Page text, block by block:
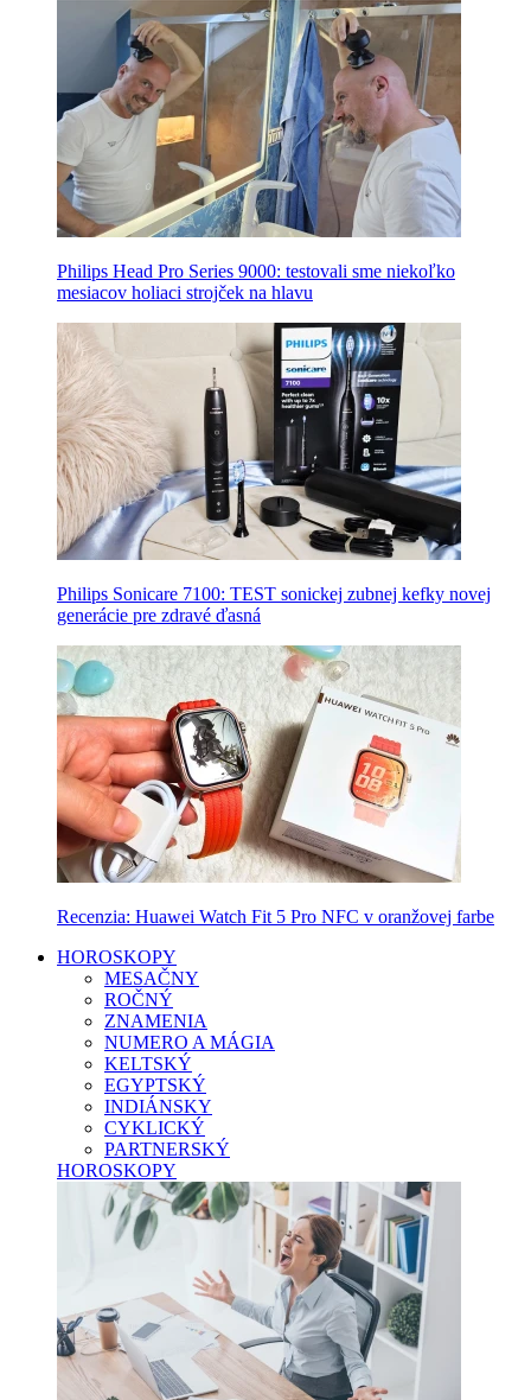
Philips Head Pro Series 9000: testovali sme niekoľko
mesiacov holiaci strojček na hlavu
Philips Sonicare 7100: TEST sonickej zubnej kefky novej
generácie pre zdravé ďasná
Recenzia: Huawei Watch Fit 5 Pro NFC v oranžovej farbe
HOROSKOPY
MESAČNY
ROČNÝ
ZNAMENIA
NUMERO A MÁGIA
KELTSKÝ
EGYPTSKÝ
INDIÁNSKY
CYKLICKÝ
PARTNERSKÝ
HOROSKOPY